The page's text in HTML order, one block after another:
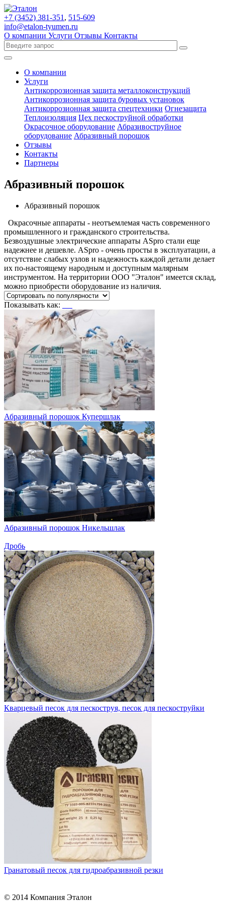
+7 (3452) 381-351 , 515-609
info@etalon-tyumen.ru
О компании Услуги Отзывы Контакты
О компании
Услуги
Антикоррозионная защита металлоконструкций
Антикоррозионная защита буровых установок
Антикоррозионная защита спецтехники Огнезащита
Теплоизоляция Цех пескоструйной обработки
Окрасочное оборудование Абразивоструйное
оборудование Абразивный порошок
Отзывы
Контакты
Партнеры
Абразивный порошок
Абразивный порошок
Окрасочные аппараты - неотъемлемая часть современного
промышленного и гражданского строительства.
Безвоздушные электрические аппараты ASpro стали еще
надежнее и дешевле. ASpro - очень просты в эксплуатации, а
отсутствие слабых узлов и надежность каждой детали делает
их по-настоящему народным и доступным малярным
инструментом. На территории ООО "Эталон" имеется склад,
можно приобрести оборудование из наличия.
Показывать как:
Абразивный порошок Купершлак
Абразивный порошок Никельшлак
Дробь
Кварцевый песок для пескоструя, песок для пескоструйки
Гранатовый песок для гидроабразивной резки
© 2014 Компания Эталон